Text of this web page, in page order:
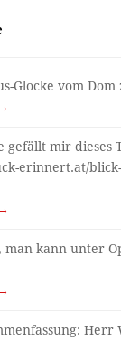
Glocke vom Dom
gefällt mir dieses
erinnert.at/
man kann unter
Herr